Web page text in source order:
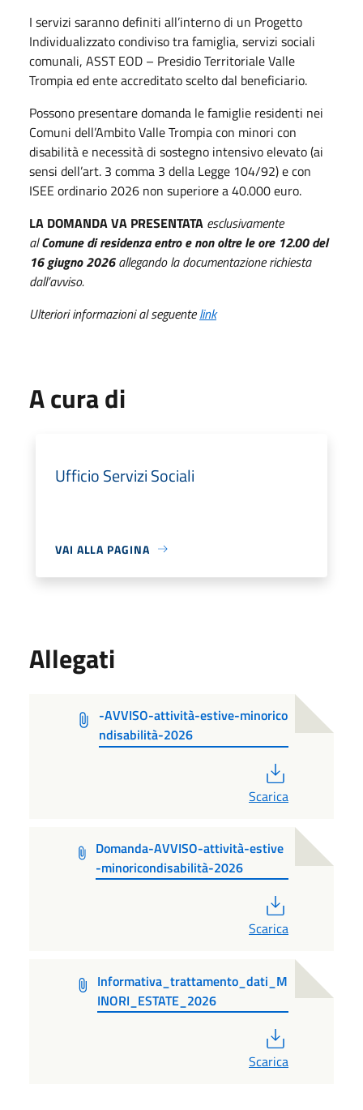
I servizi saranno definiti all’interno di un Progetto
Individualizzato condiviso tra famiglia, servizi sociali
comunali, ASST EOD – Presidio Territoriale Valle
Trompia ed ente accreditato scelto dal beneficiario.
Possono presentare domanda le famiglie residenti nei
Comuni dell’Ambito Valle Trompia con minori con
disabilità e necessità di sostegno intensivo elevato (ai
sensi dell’art. 3 comma 3 della Legge 104/92) e con
ISEE ordinario 2026 non superiore a 40.000 euro.
LA DOMANDA VA PRESENTATA esclusivamente
alComune di residenzaentro e non oltre le ore 12.00 del
16 giugno 2026allegando la documentazione richiesta
dall’avviso.
Ulteriori informazioni al seguentelink
A cura di
Ufficio Servizi Sociali
VAI ALLA PAGINA
Allegati
-AVVISO-attività-estive-minorico
ndisabilità-2026
Scarica
Domanda-AVVISO-attività-estive
-minoricondisabilità-2026
Scarica
Informativa_trattamento_dati_M
INORI_ESTATE_2026
Scarica